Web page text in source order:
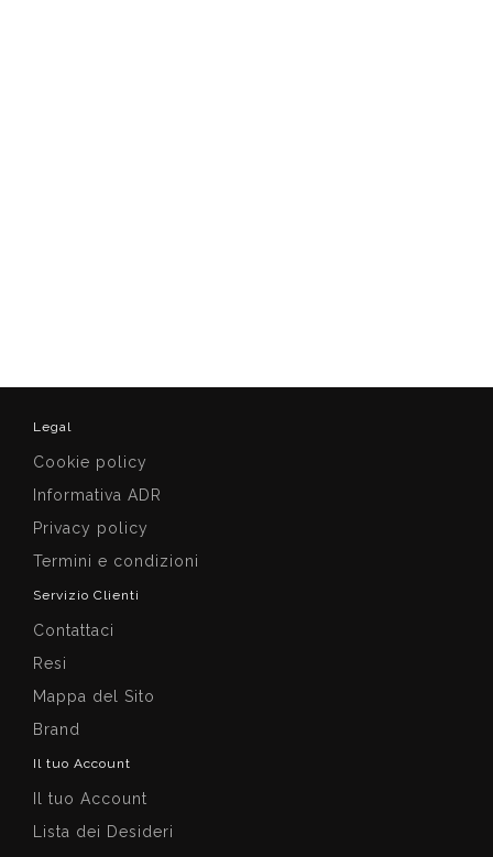
Legal
Cookie policy
Informativa ADR
Privacy policy
Termini e condizioni
Servizio Clienti
Contattaci
Resi
Mappa del Sito
Brand
Il tuo Account
Il tuo Account
Lista dei Desideri